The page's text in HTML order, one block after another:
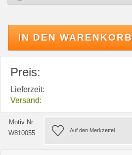
IN DEN WARENKORB
Preis:
Lieferzeit:
Versand:
Motiv Nr.
W810055